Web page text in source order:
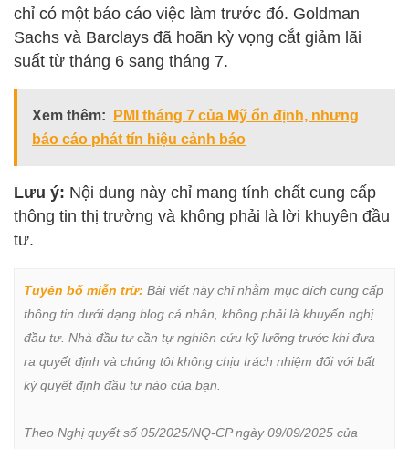
chỉ có một báo cáo việc làm trước đó. Goldman
Sachs và Barclays đã hoãn kỳ vọng cắt giảm lãi
suất từ tháng 6 sang tháng 7.
Xem thêm:
PMI tháng 7 của Mỹ ổn định, nhưng
báo cáo phát tín hiệu cảnh báo
Lưu ý: Nội dung này chỉ mang tính chất cung cấp
thông tin thị trường và không phải là lời khuyên đầu
tư.
Tuyên bố miễn trừ: Bài viết này chỉ nhằm mục đích cung cấp
thông tin dưới dạng blog cá nhân, không phải là khuyến nghị
đầu tư. Nhà đầu tư cần tự nghiên cứu kỹ lưỡng trước khi đưa
ra quyết định và chúng tôi không chịu trách nhiệm đối với bất
kỳ quyết định đầu tư nào của bạn.
Theo Nghị quyết số 05/2025/NQ-CP ngày 09/09/2025 của